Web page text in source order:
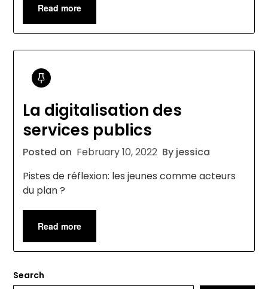
Read more
La digitalisation des
services publics
Posted on February 10, 2022 By jessica
Pistes de réflexion: les jeunes comme acteurs
du plan ?
Read more
Search